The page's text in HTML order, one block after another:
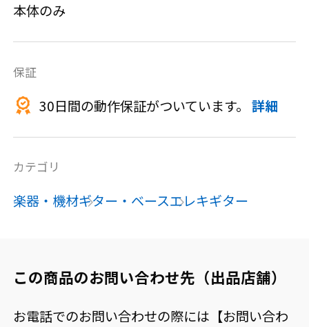
本体のみ
保証
30日間の動作保証がついています。詳細
カテゴリ
楽器・機材ギター・ベースエレキギター
この商品のお問い合わせ先（出品店舗）
お電話でのお問い合わせの際には【お問い合わ